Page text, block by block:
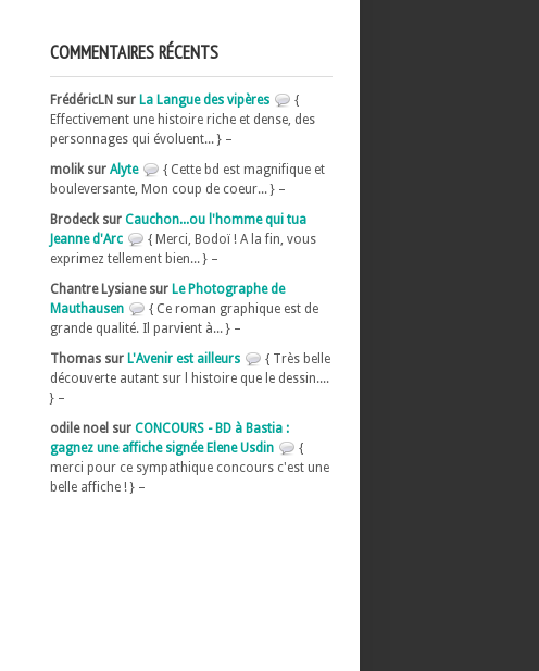
COMMENTAIRES RÉCENTS
FrédéricLN sur La Langue des vipères
{
Effectivement une histoire riche et dense, des
personnages qui évoluent... } –
molik sur Alyte
{ Cette bd est magnifique et
bouleversante, Mon coup de coeur... } –
Brodeck sur Cauchon...ou l'homme qui tua
Jeanne d'Arc
{ Merci, Bodoï ! A la fin, vous
exprimez tellement bien... } –
Chantre Lysiane sur Le Photographe de
Mauthausen
{ Ce roman graphique est de
grande qualité. Il parvient à... } –
Thomas sur L'Avenir est ailleurs
{ Très belle
découverte autant sur l histoire que le dessin....
} –
odile noel sur CONCOURS - BD à Bastia :
gagnez une affiche signée Elene Usdin
{
merci pour ce sympathique concours c'est une
belle affiche ! } –